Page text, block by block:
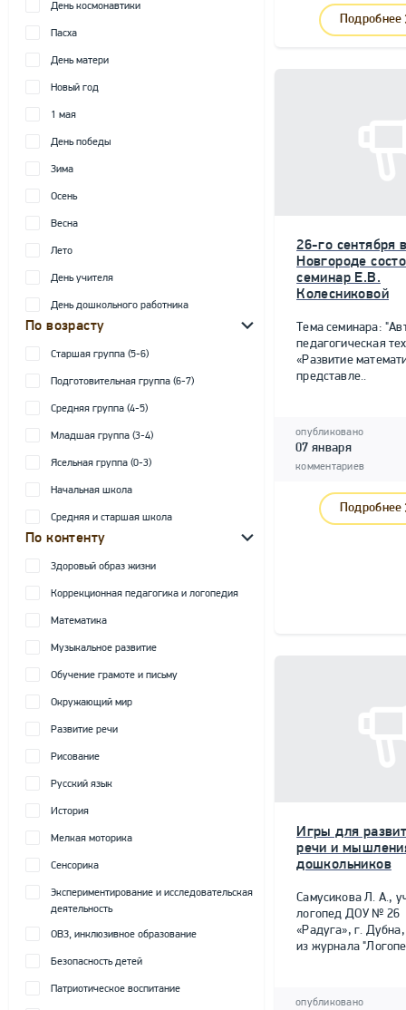
День космонавтики
Пасха
День матери
Новый год
1 мая
День победы
Зима
Осень
Весна
Лето
День учителя
День дошкольного работника
По возрасту
Старшая группа (5-6)
Подготовительная группа (6-7)
Средняя группа (4-5)
Младшая группа (3-4)
Ясельная группа (0-3)
Начальная школа
Средняя и старшая школа
По контенту
Здоровый образ жизни
Коррекционная педагогика и логопедия
Математика
Музыкальное развитие
Обучение грамоте и письму
Окружающий мир
Развитие речи
Рисование
Русский язык
История
Мелкая моторика
Сенсорика
Экспериментирование и исследовательская
деятельность
ОВЗ, инклюзивное образование
Безопасность детей
Патриотическое воспитание
Подробнее
26-го сентября
Новгороде
семинар Е.В.
Колесниковой
Тема семинара:
педагогическая
«Развитие
представле..
опубликовано
07 января
комментариев
Подробнее
Игры для
речи и
дошкольников
Самусикова Л. А.,
логопед ДОУ № 26
«Радуга», г. Дубна,
из журнала
опубликовано